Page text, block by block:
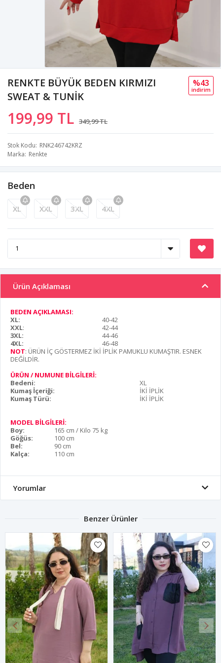
RENKTE BÜYÜK BEDEN KIRMIZI
SWEAT & TUNİK
199,99 TL 349,99 TL
%43
i̇ndi̇ri̇m
Stok Kodu RNK246742KRZ
Marka Renkte
Beden
XL XXL 3XL 4XL
Ürün Açıklaması
BEDEN AÇIKLAMASI:
XL:
40-42
XXL:
42-44
3XL:
44-46
4XL:
46-48
NOT: ÜRÜN İÇ GÖSTERMEZ İKİ İPLİK PAMUKLU KUMAŞTIR. ESNEK
DEĞİLDİR.
ÜRÜN / NUMUNE BİLGİLERİ:
Bedeni:
XL
Kumaş İçeriği:
İKİ İPLİK
Kumaş Türü:
İKİ İPLİK
MODEL BİLGİLERİ:
Boy:
165 cm / Kilo 75 kg
Göğüs:
100 cm
Bel:
90 cm
Kalça:
110 cm
Yorumlar
Benzer Ürünler